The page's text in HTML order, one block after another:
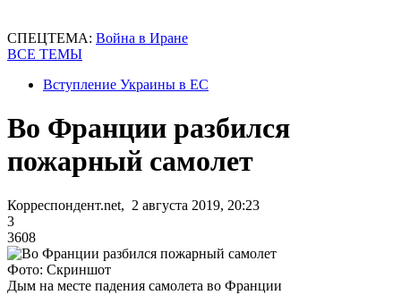
СПЕЦТЕМА: Война в Иране
ВСЕ ТЕМЫ
Вступление Украины в ЕС
Во Франции разбился
пожарный самолет
Корреспондент.net, 2 августа 2019, 20:23
3
3608
Фото: Скриншот
Дым на месте падения самолета во Франции